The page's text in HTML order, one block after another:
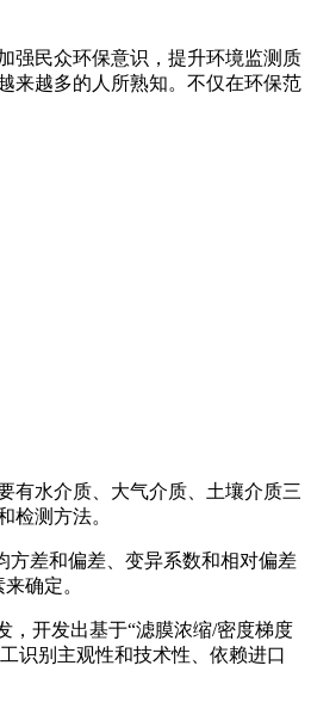
强民众环保意识，提升环境监测质
来越多的人所熟知。不仅在环保范
有水介质、大气介质、土壤介质三
检测方法。
方差和偏差、变异系数和相对偏差
确定。
，开发出基于“滤膜浓缩/密度梯度
识别主观性和技术性、依赖进口